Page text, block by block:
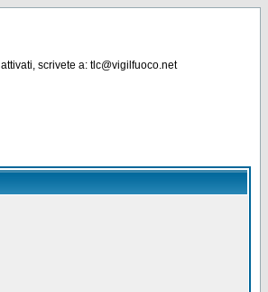
scrivete a: tlc@vigilfuoco.net